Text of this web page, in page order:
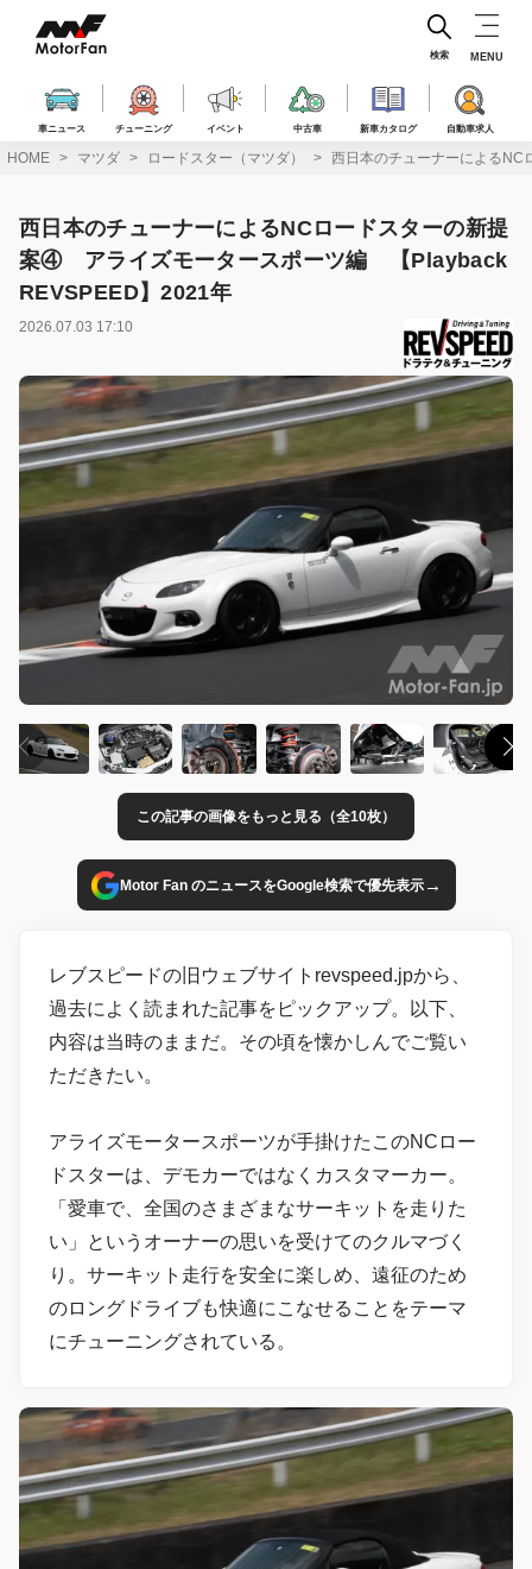
ス
車ニュース チューニング イベント 中古車 新車カタログ 自動車求人
検索 MENU
HOME マツダ ロードスター（マツダ） 西日本のチューナーによる
西日本のチューナーによるNCロードスターの新提
案④ アライズモータースポーツ編 【Playback
REVSPEED】2021年
2026.07.03 17:10
この記事の画像をもっと見る（全10枚）
Motor Fan のニュースをGoogle検索で優先表示→
レブスピードの旧ウェブサイトrevspeed.jpから、
過去によく読まれた記事をピックアップ。以下、
内容は当時のままだ。その頃を懐かしんでご覧い
ただきたい。
アライズモータースポーツが手掛けたこのNCロー
ドスターは、デモカーではなくカスタマーカー。
「愛車で、全国のさまざまなサーキットを走りた
い」というオーナーの思いを受けてのクルマづく
り。サーキット走行を安全に楽しめ、遠征のため
のロングドライブも快適にこなせることをテーマ
にチューニングされている。